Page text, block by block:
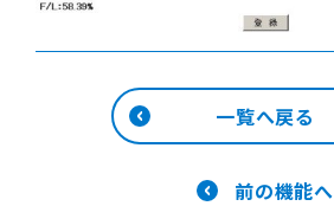
一覧へ戻る
前の機能へ